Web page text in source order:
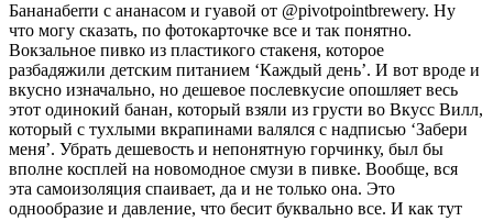
Бананабеrrи с ананасом и гуавой от @pivotpointbrewery. Ну
что могу сказать, по фотокарточке все и так понятно.
Вокзальное пивко из пластикого стакеня, которое
разбадяжили детским питанием ‘Каждый день’. И вот вроде и
вкусно изначально, но дешевое послевкусие опошляет весь
этот одинокий банан, который взяли из грусти во Вкусс Вилл,
который с тухлыми вкрапинами валялся с надписью ‘Забери
меня’. Убрать дешевость и непонятную горчинку, был бы
вполне косплей на новомодное смузи в пивке. Вообще, вся
эта самоизоляция спаивает, да и не только она. Это
однообразие и давление, что бесит буквально все. И как тут